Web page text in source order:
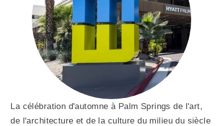
La célébration d'automne à Palm Springs de l'art,
de l'architecture et de la culture du milieu du siècle